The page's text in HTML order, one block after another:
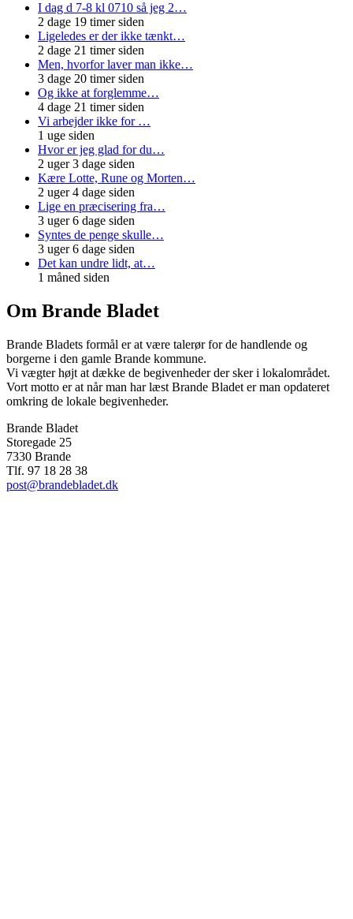
I dag d 7-8 kl 0710 så jeg 2…
2 dage 19 timer siden
Ligeledes er der ikke tænkt…
2 dage 21 timer siden
Men, hvorfor laver man ikke…
3 dage 20 timer siden
Og ikke at forglemme…
4 dage 21 timer siden
Vi arbejder ikke for …
1 uge siden
Hvor er jeg glad for du…
2 uger 3 dage siden
Kære Lotte, Rune og Morten…
2 uger 4 dage siden
Lige en præcisering fra…
3 uger 6 dage siden
Syntes de penge skulle…
3 uger 6 dage siden
Det kan undre lidt, at…
1 måned siden
Om Brande Bladet
Brande Bladets formål er at være talerør for de handlende og
borgerne i den gamle Brande kommune.
Vi vægter højt at dække de begivenheder der sker i lokalområdet.
Vort motto er at når man har læst Brande Bladet er man opdateret
omkring de lokale begivenheder.
Brande Bladet
Storegade 25
7330 Brande
Tlf. 97 18 28 38
post@brandebladet.dk